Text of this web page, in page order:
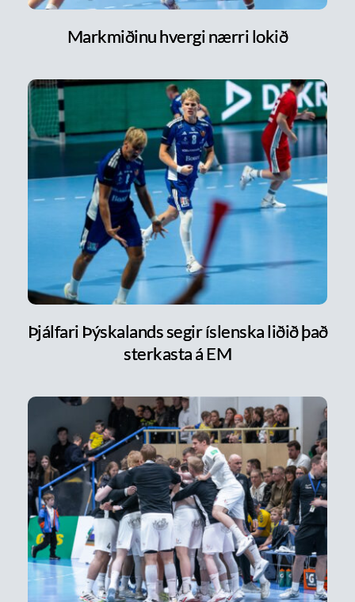
Markmiðinu hvergi nærri lokið
Þjálfari Þýskalands segir íslenska liðið það
sterkasta á EM